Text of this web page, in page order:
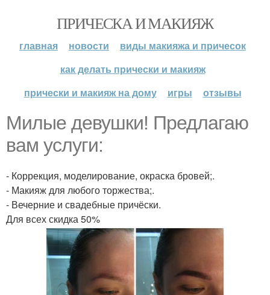
ПРИЧЕСКА И МАКИЯЖ
главная новости
виды макияжа и причесок
как делать прически и макияж
прически и макияж на дому
игры отзывы
Милые девушки! Предлагаю
вам услуги:
- Коррекция, моделирование, окраска бровей;.
- Макияж для любого торжества;.
- Вечерние и свадебные причёски.
Для всех скидка 50%